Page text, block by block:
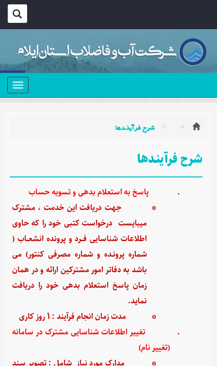
منو
شرح فرآینـدها
شرح فرآینـدها
·
پاسخ به استعلام بدهی و تسویه حساب
o
جهت دریافت این خدمت ، مشترک
میبایست درخواست کتبی خود را که حاوی
اطلاعات شناسایی فــرد و پرونده انشعــاب (
شماره پرونـده و شماره مصرفی کنتور) می
باشد به دفاتر امور مشترکین ارائه و در همان
زمان پاسخ استعلام بدهی خود را دریافت
نماید.
o
مدت زمان انجام فرآیند : 1 روز کاری
·
تغییر اطلاعات شناسایی مشترک در سامانه
(تغییر نام)
o
مدارک مورد نیاز شامل : تصویر سند